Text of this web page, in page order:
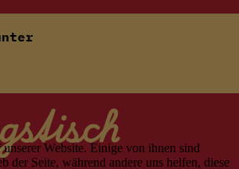
Website. Einige von ihnen sind
der Seite, während andere uns helfen, diese